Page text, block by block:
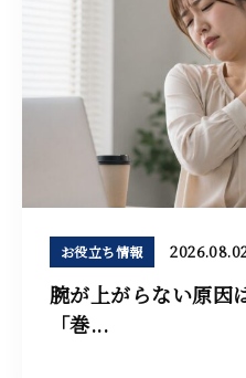
お役立ち情報
腕が上がらない原因
「巻...